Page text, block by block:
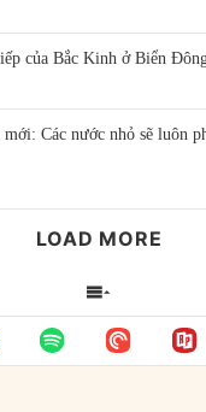
của Bắc Kinh ở Biển
Các nước nhỏ sẽ luôn
LOAD MORE
SHOW
LIST